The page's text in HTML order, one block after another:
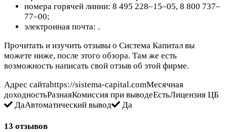
номера горячей линии: 8 495 228–15–05, 8 800 737–
77–00;
электронная почта: .
Прочитать и изучить отзывы о Система Капитал вы
можете ниже, после этого обзора. Там же есть
возможность написать свой отзыв об этой фирме.
Адрес сайтаhttps://sistema-capital.comМесячная
доходностьРазнаяКомиссия при выводеЕстьЛицензия ЦБ
ДаАвтоматический вывод
Да
13 отзывов